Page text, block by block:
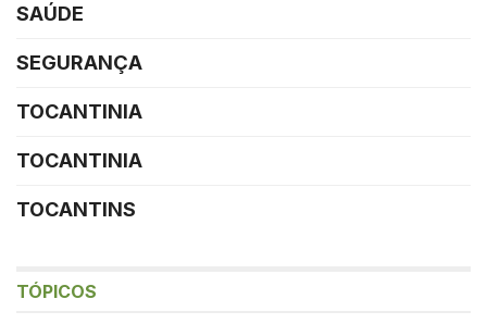
SAÚDE
SEGURANÇA
TOCANTINIA
TOCANTINIA
TOCANTINS
TÓPICOS